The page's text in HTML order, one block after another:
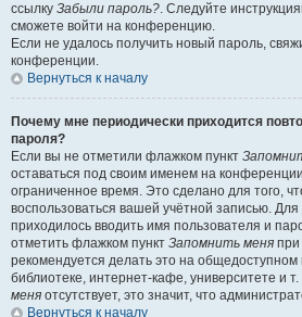
ссылку Забыли пароль?. Следуйте
сможете войти на конференцию.
Если не удалось получить новый пароль,
конференции.
Вернуться к началу
Почему мне периодически приходится
пароля?
Если вы не отметили флажком пункт
оставаться под своим именем на
ограниченное время. Это сделано для того,
воспользоваться вашей учётной записью. Для
приходилось вводить имя пользователя и
отметить флажком пункт Запомнить меня
рекомендуется делать это на
библиотеке, интернет-кафе, университете и т.
меня отсутствует, это значит, что
Вернуться к началу